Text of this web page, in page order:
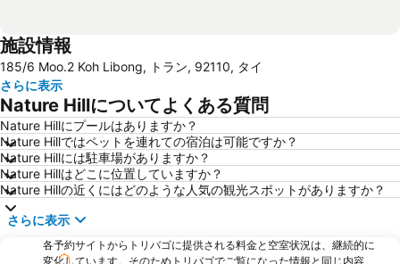
施設情報
185/6 Moo.2 Koh Libong, トラン, 92110, タイ
さらに表示
Nature Hillについてよくある質問
Nature Hillにプールはありますか？
Nature Hillではペットを連れての宿泊は可能ですか？
Nature Hillには駐車場がありますか？
Nature Hillはどこに位置していますか？
Nature Hillの近くにはどのような人気の観光スポットがありますか？
さらに表示
各予約サイトからトリバゴに提供される料金と空室状況は、継続的に
変化しています。そのためトリバゴでご覧になった情報と同じ内容